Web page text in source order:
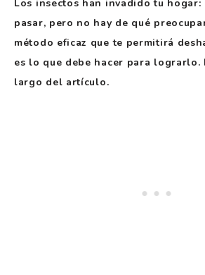
Los insectos han invadido tu hogar:
pasar, pero no hay de qué
método eficaz que te permitirá
es lo que debe hacer para lograrlo.
largo del artículo.